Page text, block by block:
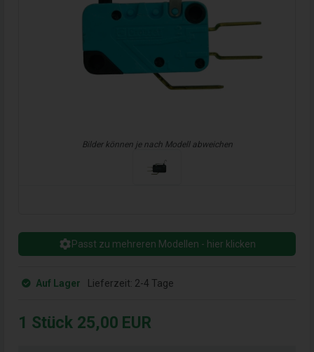
Bilder können je nach Modell abweichen
Passt zu mehreren Modellen - hier klicken
Lieferzeit: 2-4 Tage
Auf Lager
1 Stück 25,00 EUR